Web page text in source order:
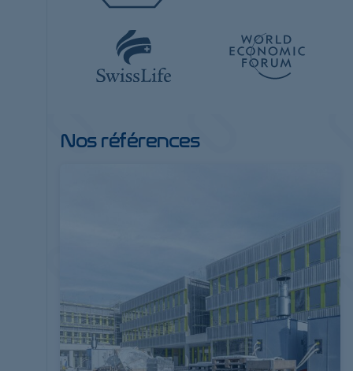
Nos références